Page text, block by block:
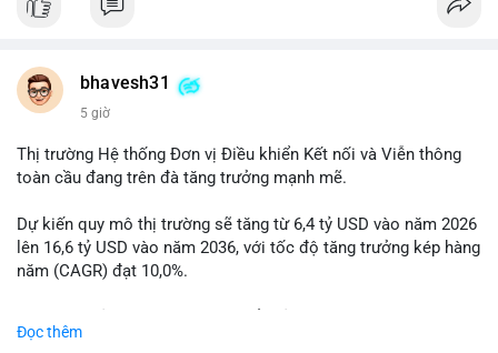
BTC breakout và lệnh long/short.
định crypto là 'vấn đề lớn' giúp giảm áp lực USD. • Binance hỗ
trợ cổ phiếu Apple/IBM. • Bài đăng hấp dẫn về $HFT, $SKYAI,
💡 NHẬN ĐỊNH & KHUYẾN NGHỊ: Tâm lý thị trường đang phân
coin (PENGU, CASHCAT) và tin cậy từ các dự án lớn (BTC,
SOL). Rủi ro tăng nếu không có thông tin rõ ràng về quy định.
bhavesh31
5 giờ
Thị trường Hệ thống Đơn vị Điều khiển Kết nối và Viễn thông
toàn cầu đang trên đà tăng trưởng mạnh mẽ.
Dự kiến quy mô thị trường sẽ tăng từ 6,4 tỷ USD vào năm 2026
lên 16,6 tỷ USD vào năm 2036, với tốc độ tăng trưởng kép hàng
năm (CAGR) đạt 10,0%.
trong các lĩnh vực ô tô, logistics và thiết bị thông minh.
Đọc thêm